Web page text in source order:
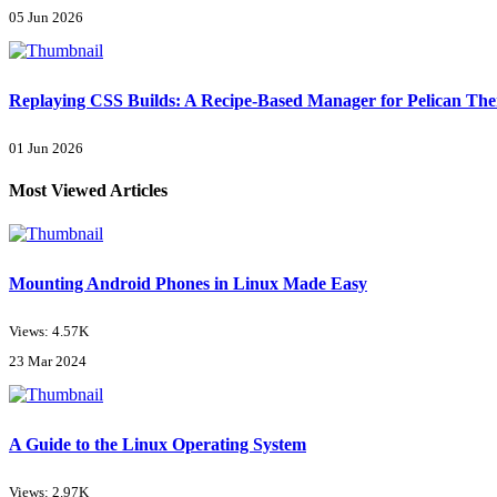
05 Jun 2026
Replaying CSS Builds: A Recipe-Based Manager for Pelican
01 Jun 2026
Most Viewed Articles
Mounting Android Phones in Linux Made Easy
Views: 4.57K
23 Mar 2024
A Guide to the Linux Operating System
Views: 2.97K